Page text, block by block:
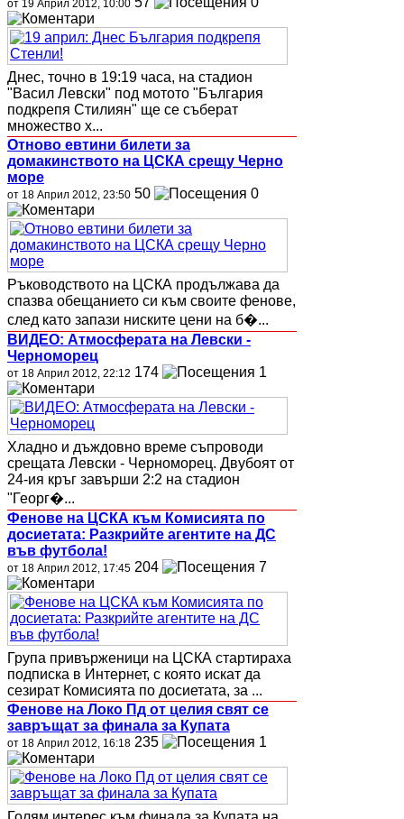
от 19 Април 2012, 10:00
Днес, точно в 19:19 часа, на стадион
"Васил Левски" под мотото "България
подкрепя Стилиян" ще се съберат
множество х...
Отново евтини билети за
домакинството на ЦСКА срещу Черно
море
от 18 Април 2012, 23:50 50 0
Ръководството на ЦСКА продължава да
спазва обещанието си към своите фенове,
след като запази ниските цени на б�...
ВИДЕО: Атмосферата на Левски -
Черноморец
от 18 Април 2012, 22:12 174 1
Хладно и дъждовно време съпроводи
срещата Левски - Черноморец. Двубоят от
24-ия кръг завърши 2:2 на стадион
"Георг�...
Фенове на ЦСКА към Комисията по
досиетата: Разкрийте агентите на ДС
във футбола!
от 18 Април 2012, 17:45 204 7
Група привърженици на ЦСКА стартираха
подписка в Интернет, с която искат да
сезират Комисията по досиетата, за ...
Фенове на Локо Пд от целия свят се
завръщат за финала за Купата
от 18 Април 2012, 16:18 235 1